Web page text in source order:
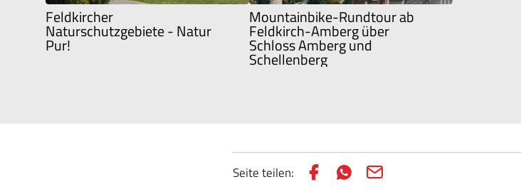
Feldkircher
Naturschutzgebiete - Natur
Pur!
Mountainbike-Rundtour ab
Feldkirch-Amberg über
Schloss Amberg und
Schellenberg
Seite teilen: